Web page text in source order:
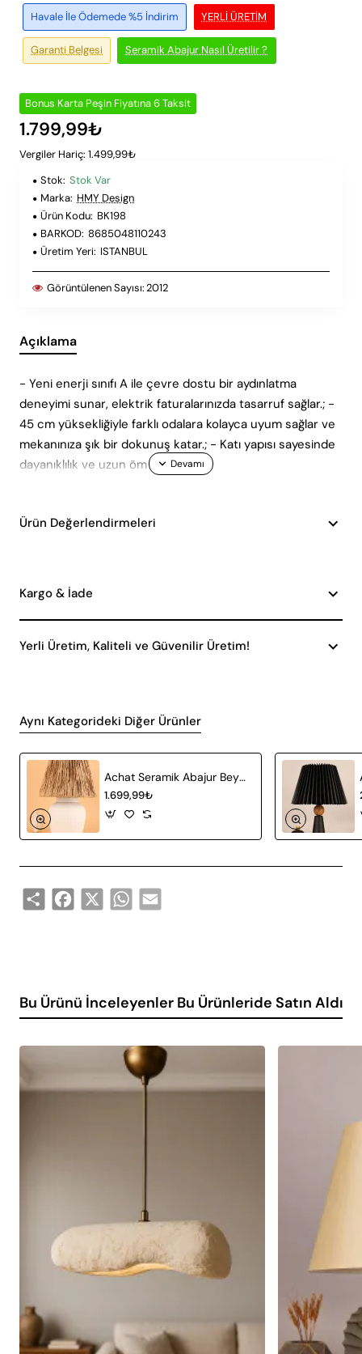
YERLI ÜRETIM
Havale İle Ödemede %5 İndirim
Seramik Abajur Nasıl Üretilir ?
Garanti Belgesi
Bonus Karta Peşin Fiyatına 6 Taksit
1.799,99₺
Vergiler Hariç: 1.499,99₺
Stok: Stok Var
Marka: HMY Design
Ürün Kodu: BK198
BARKOD: 8685048110243
Üretim Yeri: ISTANBUL
Görüntülenen Sayısı:2012
Açıklama
- Yeni enerji sınıfı A ile çevre dostu bir aydınlatma
deneyimi sunar, elektrik faturalarınızda tasarruf sağlar.; -
45 cm yüksekliğiyle farklı odalara kolayca uyum sağlar ve
mekanınıza şık bir dokunuş katar.; - Katı yapısı sayesinde
dayanıklılık ve uzun öm
Ürün Değerlendirmeleri
Kargo & İade
Yerli Üretim, Kaliteli ve Güvenilir Üretim!
Aynı Kategorideki Diğer Ürünler
Achat Seramik Abajur Beyaz Hasır
1.699,99₺
Share Facebook
X WhatsApp
Email
Bu Ürünü İnceleyenler Bu Ürünleride Satın Aldı